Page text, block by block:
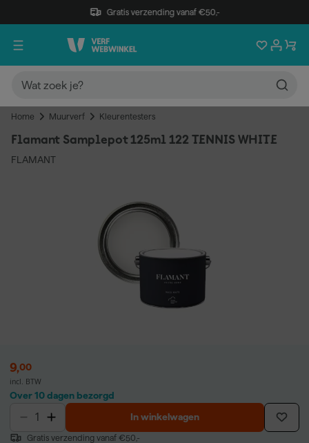
Gratis verzending vanaf €50,-
Home Muurverf Kleurentesters
Flamant Samplepot 125ml 122 TENNIS WHITE
FLAMANT
9,00
incl. BTW
Over 10 dagen bezorgd
In winkelwagen
Gratis verzending vanaf €50,-